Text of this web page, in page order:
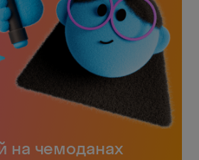
на чемоданах